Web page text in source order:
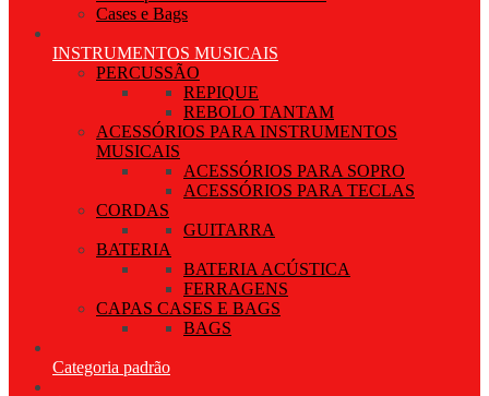
Cases e Bags
INSTRUMENTOS MUSICAIS
PERCUSSÃO
REPIQUE
REBOLO TANTAM
ACESSÓRIOS PARA INSTRUMENTOS
MUSICAIS
ACESSÓRIOS PARA SOPRO
ACESSÓRIOS PARA TECLAS
CORDAS
GUITARRA
BATERIA
BATERIA ACÚSTICA
FERRAGENS
CAPAS CASES E BAGS
BAGS
Categoria padrão